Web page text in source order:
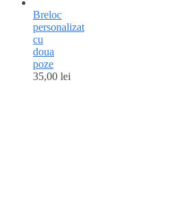
Breloc
personalizat
cu
doua
poze
35,00 lei